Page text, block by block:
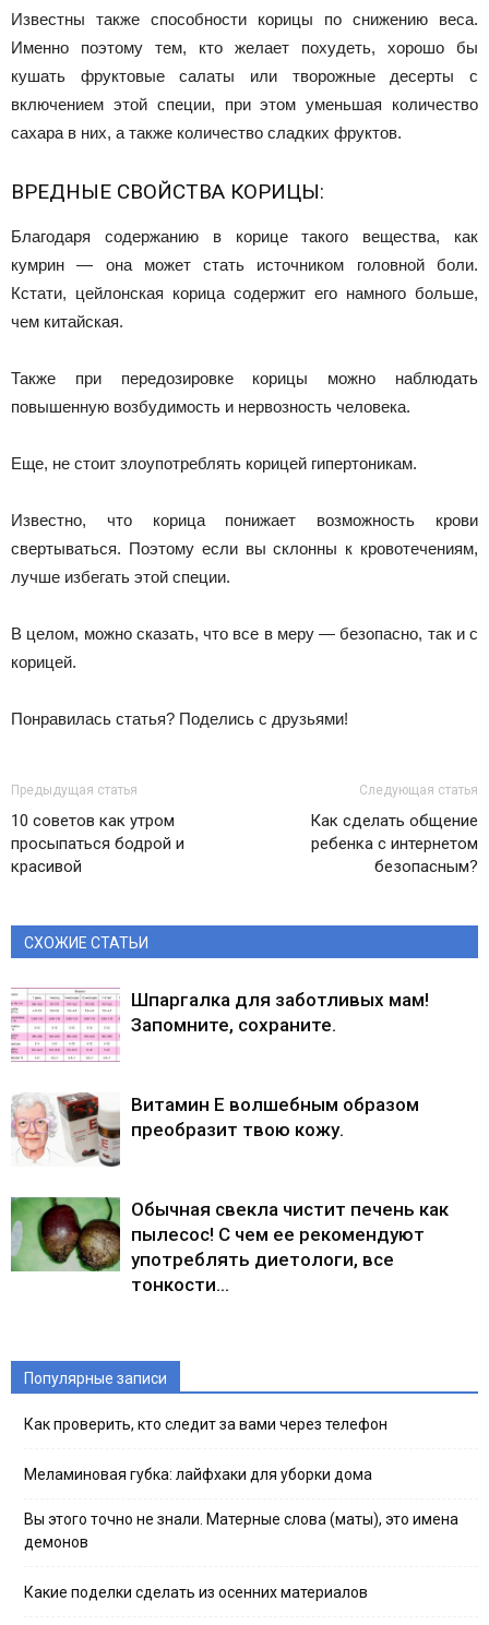
Известны также способности корицы по снижению веса.
Именно поэтому тем, кто желает похудеть, хорошо бы
кушать фруктовые салаты или творожные десерты с
включением этой специи, при этом уменьшая количество
сахара в них, а также количество сладких фруктов.
ВРЕДНЫЕ СВОЙСТВА КОРИЦЫ:
Благодаря содержанию в корице такого вещества, как
кумрин — она может стать источником головной боли.
Кстати, цейлонская корица содержит его намного больше,
чем китайская.
Также при передозировке корицы можно наблюдать
повышенную возбудимость и нервозность человека.
Еще, не стоит злоупотреблять корицей гипертоникам.
Известно, что корица понижает возможность крови
свертываться. Поэтому если вы склонны к кровотечениям,
лучше избегать этой специи.
В целом, можно сказать, что все в меру — безопасно, так и с
корицей.
Понравилась статья? Поделись с друзьями!
Предыдущая статья
10 советов как утром
просыпаться бодрой и
красивой
Следующая статья
Как сделать общение
ребенка с интернетом
безопасным?
СХОЖИЕ СТАТЬИ
Шпаргалка для заботливых мам!
Запомните, сохраните.
Витамин Е волшебным образом
преобразит твою кожу.
Обычная свекла чистит печень как
пылесос! С чем ее рекомендуют
употреблять диетологи, все
тонкости…
Популярные записи
Как проверить, кто следит за вами через телефон
Меламиновая губка: лайфхаки для уборки дома
Вы этого точно не знали. Матерные слова (маты), это имена
демонов
Какие поделки сделать из осенних материалов